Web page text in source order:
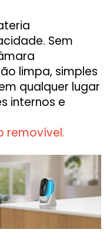
Sem
limpa, simples
qualquer lugar
internos e
removível.